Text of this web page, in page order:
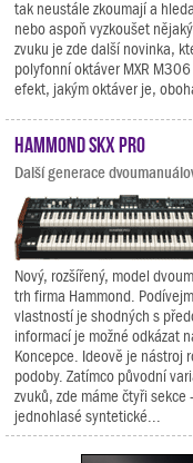
tak neustále zkoumají a
nebo aspoň vyzkoušet
zvuku je zde další novinka,
polyfonní oktáver MXR
efekt, jakým oktáver je,
Hammond SKX PRO
Další generace
Nový, rozšířený, model
trh firma Hammond.
vlastností je shodných s
informací je možné odkázat
Koncepce. Ideově je nástroj
podoby. Zatímco původní
zvuků, zde máme čtyři sekce
jednohlasé syntetické...